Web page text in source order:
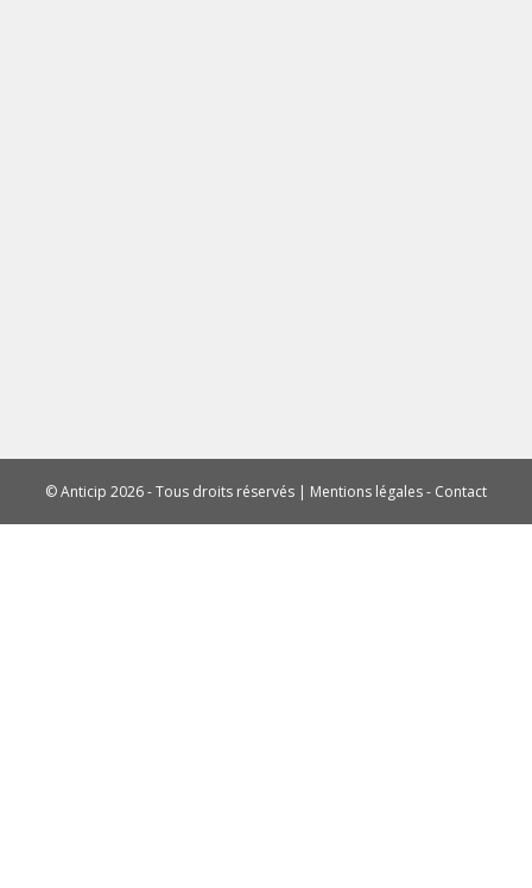
© Anticip 2026 - Tous droits réservés | Mentions légales- Contact